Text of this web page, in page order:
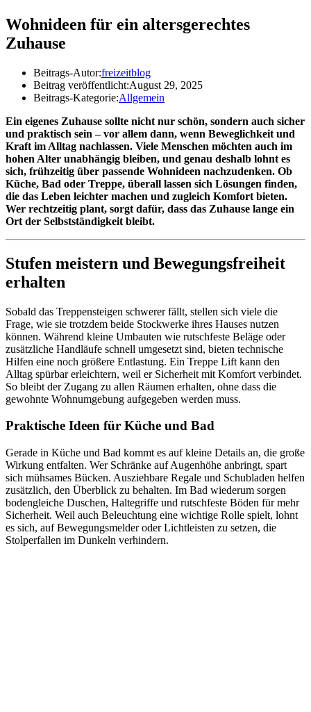
Wohnideen für ein altersgerechtes
Zuhause
Beitrags-Autor:freizeitblog
Beitrag veröffentlicht:August 29, 2025
Beitrags-Kategorie:Allgemein
Ein eigenes Zuhause sollte nicht nur schön, sondern auch sicher
und praktisch sein – vor allem dann, wenn Beweglichkeit und
Kraft im Alltag nachlassen. Viele Menschen möchten auch im
hohen Alter unabhängig bleiben, und genau deshalb lohnt es
sich, frühzeitig über passende Wohnideen nachzudenken. Ob
Küche, Bad oder Treppe, überall lassen sich Lösungen finden,
die das Leben leichter machen und zugleich Komfort bieten.
Wer rechtzeitig plant, sorgt dafür, dass das Zuhause lange ein
Ort der Selbstständigkeit bleibt.
Stufen meistern und Bewegungsfreiheit
erhalten
Sobald das Treppensteigen schwerer fällt, stellen sich viele die
Frage, wie sie trotzdem beide Stockwerke ihres Hauses nutzen
können. Während kleine Umbauten wie rutschfeste Beläge oder
zusätzliche Handläufe schnell umgesetzt sind, bieten technische
Hilfen eine noch größere Entlastung. Ein Treppe Lift kann den
Alltag spürbar erleichtern, weil er Sicherheit mit Komfort verbindet.
So bleibt der Zugang zu allen Räumen erhalten, ohne dass die
gewohnte Wohnumgebung aufgegeben werden muss.
Praktische Ideen für Küche und Bad
Gerade in Küche und Bad kommt es auf kleine Details an, die große
Wirkung entfalten. Wer Schränke auf Augenhöhe anbringt, spart
sich mühsames Bücken. Ausziehbare Regale und Schubladen helfen
zusätzlich, den Überblick zu behalten. Im Bad wiederum sorgen
bodengleiche Duschen, Haltegriffe und rutschfeste Böden für mehr
Sicherheit. Weil auch Beleuchtung eine wichtige Rolle spielt, lohnt
es sich, auf Bewegungsmelder oder Lichtleisten zu setzen, die
Stolperfallen im Dunkeln verhindern.